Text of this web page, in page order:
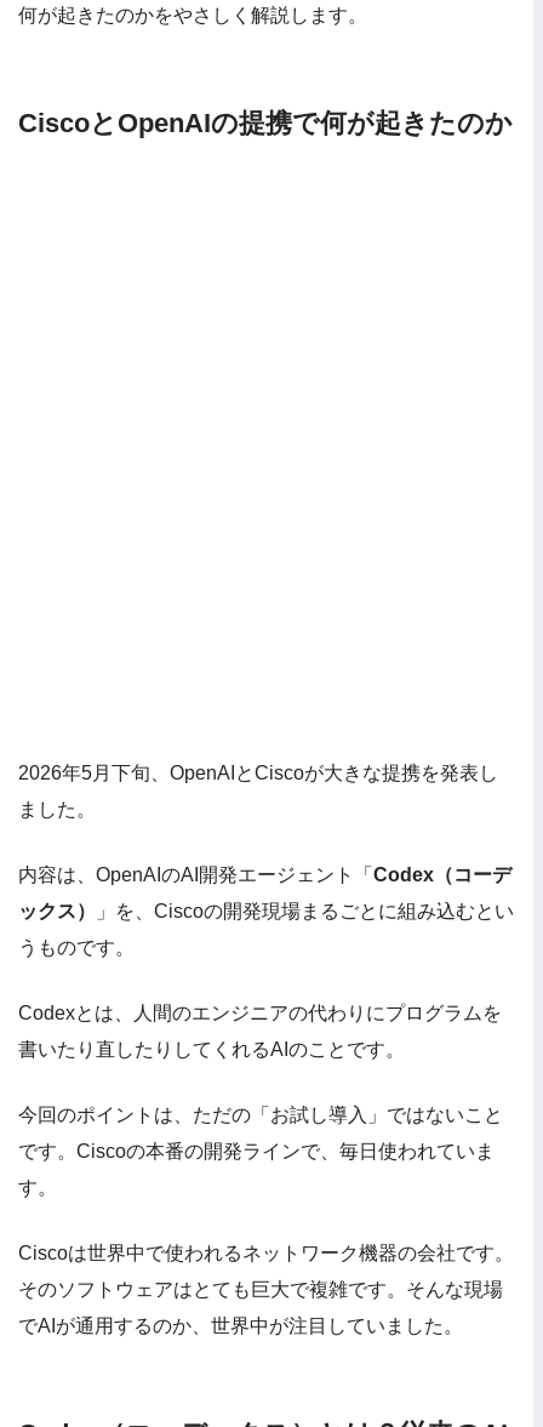
何が起きたのかをやさしく解説します。
CiscoとOpenAIの提携で何が起きたのか
2026年5月下旬、OpenAIとCiscoが大きな提携を発表し
ました。
内容は、OpenAIのAI開発エージェント「 Codex（コーデ
ックス）
」を、Ciscoの開発現場まるごとに組み込むとい
うものです。
Codexとは、人間のエンジニアの代わりにプログラムを
書いたり直したりしてくれるAIのことです。
今回のポイントは、ただの「お試し導入」ではないこと
です。Ciscoの本番の開発ラインで、毎日使われていま
す。
Ciscoは世界中で使われるネットワーク機器の会社です。
そのソフトウェアはとても巨大で複雑です。そんな現場
でAIが通用するのか、世界中が注目していました。